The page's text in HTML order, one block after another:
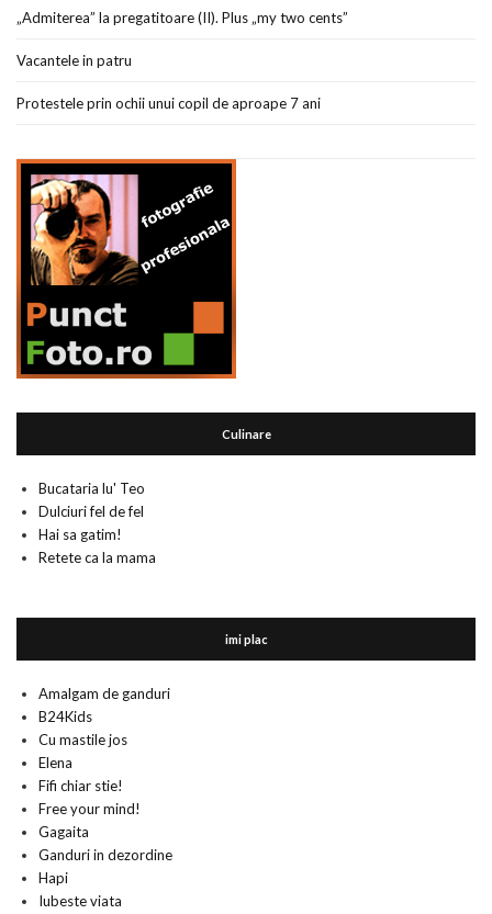
„Admiterea” la pregatitoare (II). Plus „my two cents”
Vacantele in patru
Protestele prin ochii unui copil de aproape 7 ani
Culinare
Bucataria lu' Teo
Dulciuri fel de fel
Hai sa gatim!
Retete ca la mama
imi plac
Amalgam de ganduri
B24Kids
Cu mastile jos
Elena
Fifi chiar stie!
Free your mind!
Gagaita
Ganduri in dezordine
Hapi
Iubeste viata